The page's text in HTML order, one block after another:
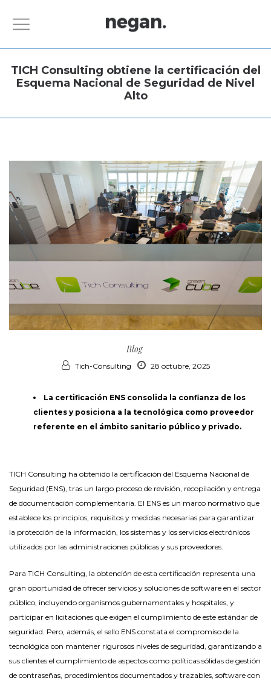
TICH Consulting obtiene la certificación del
Esquema Nacional de Seguridad de Nivel
Alto
Blog
Tich-Consulting 28 octubre, 2025
La certificación ENS consolida la confianza de los
clientes y posiciona a la tecnológica como proveedor
referente en el ámbito sanitario público y privado.
TICH Consulting ha obtenido la certificación del Esquema Nacional de
Seguridad (ENS), tras un largo proceso de revisión, recopilación y entrega
de documentación complementaria. El ENS es un marco normativo que
establece los principios, requisitos y medidas necesarias para garantizar
la protección de la información, los sistemas y los servicios electrónicos
utilizados por las administraciones públicas y sus proveedores.
Para TICH Consulting, la obtención de esta certificación representa una
gran oportunidad de ofrecer servicios y soluciones de software en el sector
público, incluyendo organismos gubernamentales y hospitales, y
participar en licitaciones que exigen el cumplimiento de este estándar de
seguridad. Pero, además, el sello ENS constata el compromiso de la
tecnológica con mantener rigurosos niveles de seguridad, garantizando a
sus clientes el cumplimiento de aspectos como políticas sólidas de gestión
de contraseñas, procedimientos documentados y trazables, software con